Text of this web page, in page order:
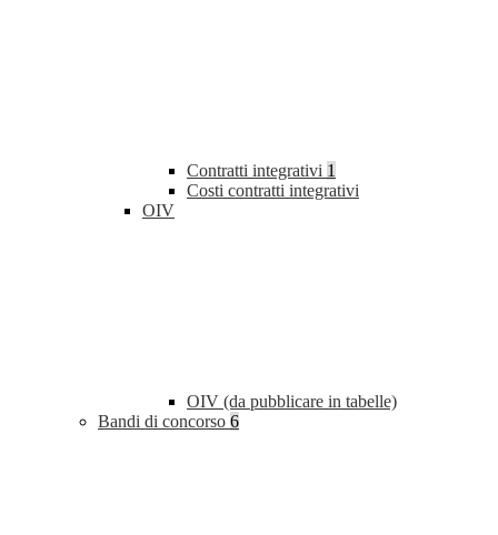
Contratti integrativi 1
Costi contratti integrativi
OIV
OIV (da pubblicare in tabelle)
Bandi di concorso 6